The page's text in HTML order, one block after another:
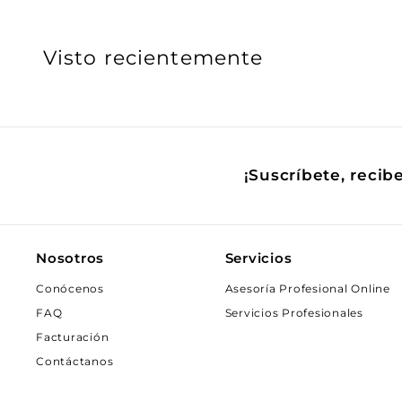
Visto recientemente
¡Suscríbete,
Nosotros
Conócenos
FAQ
Facturación
Contáctanos
Servicios
Asesoría Profesional Online
Servicios Profesionales